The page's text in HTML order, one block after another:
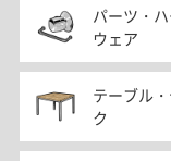
パーツ・
ウェア
テーブル
ク